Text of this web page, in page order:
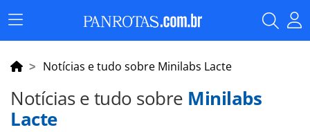
Menu
Principal
Notícias e tudo sobre Minilabs Lacte
Notícias e tudo sobre Minilabs
Lacte